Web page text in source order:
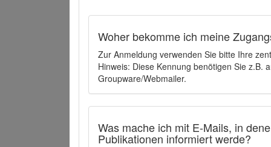
Woher bekomme ich meine
Zur Anmeldung verwenden Sie bitte Ihre
Hinweis: Diese Kennung benötigen Sie z.B.
Groupware/Webmailer.
Was mache ich mit E-Mails, in
Publikationen informiert werde?